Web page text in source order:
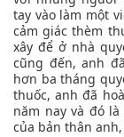
tay vào làm một
cảm giác thèm
xây để ở nhà
cũng đến, anh
hơn ba tháng
thuốc, anh đã
năm nay và đó
của bản thân